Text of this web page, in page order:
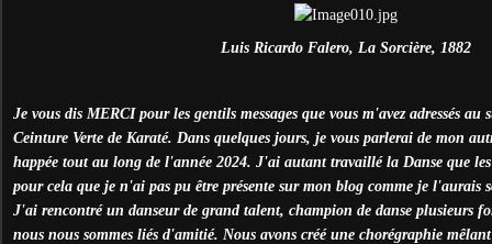
Luis Ricardo Falero, La Sorcière, 1882
Je vous dis MERCI pour les gentils messages que vous m'avez adressés
Ceinture Verte de Karaté. Dans quelques jours, je vous parlerai de mon
happée tout au long de l'année 2024. J'ai autant travaillé la Danse que
pour cela que je n'ai pas pu être présente sur mon blog comme je l'aurais
J'ai rencontré un danseur de grand talent, champion de danse plusieurs
nous nous sommes liés d'amitié. Nous avons créé une chorégraphie